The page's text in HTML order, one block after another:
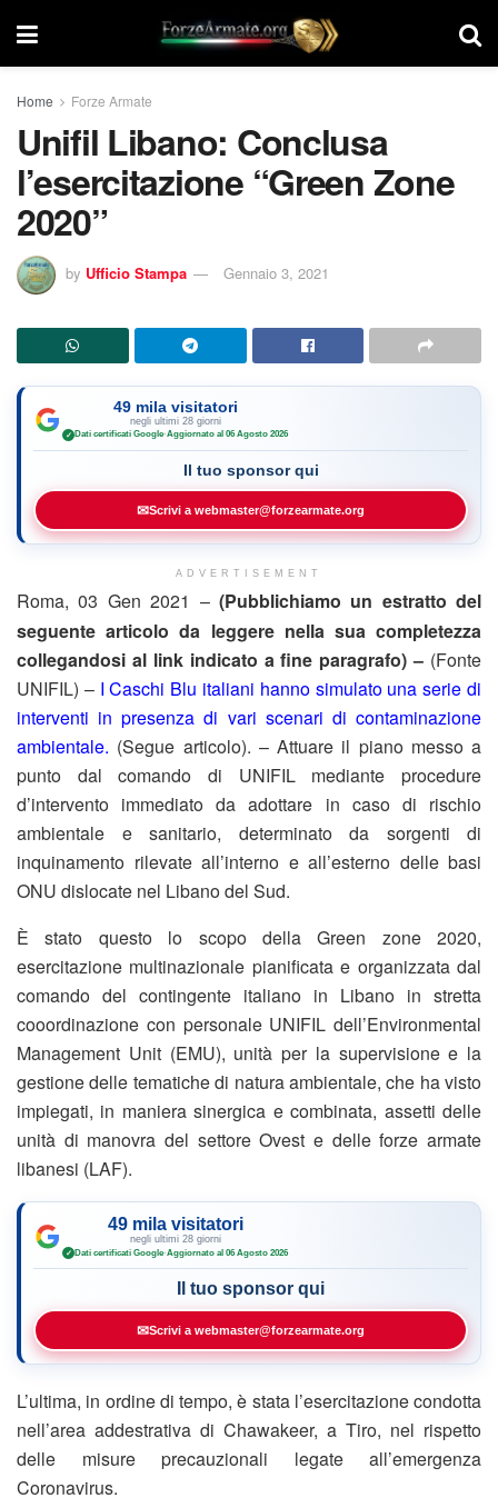
Home Forze Armate
Unifil Libano: Conclusa
l’esercitazione “Green Zone
2020”
by Ufficio Stampa Gennaio 3, 2021
49 mila visitatori
negli ultimi 28 giorni
✓ Dati certificati Google·Aggiornato al 06 Agosto 2026
Il tuo sponsor qui
✉Scrivi a webmaster@forzearmate.org
ADVERTISEMENT
Roma, 03 Gen 2021 – (Pubblichiamo un estratto del
seguente articolo da leggere nella sua completezza
collegandosi al link indicato a fine paragrafo) – (Fonte
UNIFIL) – I Caschi Blu italiani hanno simulato una serie di
interventi in presenza di vari scenari di contaminazione
ambientale. (Segue articolo). – Attuare il piano messo a
punto dal comando di UNIFIL mediante procedure
d’intervento immediato da adottare in caso di rischio
ambientale e sanitario, determinato da sorgenti di
inquinamento rilevate all’interno e all’esterno delle basi
ONU dislocate nel Libano del Sud.
È stato questo lo scopo della Green zone 2020,
esercitazione multinazionale pianificata e organizzata dal
comando del contingente italiano in Libano in stretta
cooordinazione con personale UNIFIL dell’Environmental
Management Unit (EMU), unità per la supervisione e la
gestione delle tematiche di natura ambientale, che ha visto
impiegati, in maniera sinergica e combinata, assetti delle
unità di manovra del settore Ovest e delle forze armate
libanesi (LAF).
49 mila visitatori
negli ultimi 28 giorni
✓ Dati certificati Google·Aggiornato al 06 Agosto 2026
Il tuo sponsor qui
✉Scrivi a webmaster@forzearmate.org
L’ultima, in ordine di tempo, è stata l’esercitazione condotta
nell’area addestrativa di Chawakeer, a Tiro, nel rispetto
delle misure precauzionali legate all’emergenza
Coronavirus.